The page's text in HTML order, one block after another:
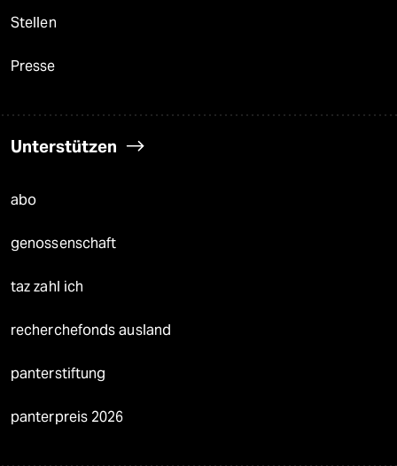
Stellen
Presse
Unterstützen
abo
genossenschaft
taz zahl ich
recherchefonds ausland
panterstiftung
panterpreis 2026